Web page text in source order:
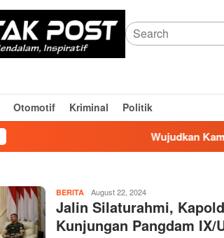
Otomotif Kriminal Politik
Wujudkan
BERITA admin
August 22, 2024
Jalin Silaturahmi,
Kunjungan Pangdam IX/